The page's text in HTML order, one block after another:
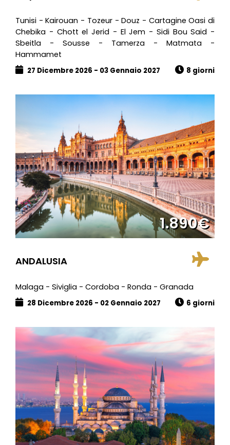
Tunisi - Kairouan - Tozeur - Douz - Cartagine Oasi di
Chebika - Chott el Jerid - El Jem - Sidi Bou Said -
Sbeitla - Sousse - Tamerza - Matmata -
Hammamet
27 Dicembre 2026 - 03 Gennaio 2027 8 giorni
1.890€
ANDALUSIA
Malaga - Siviglia - Cordoba - Ronda - Granada
28 Dicembre 2026 - 02 Gennaio 2027 6 giorni